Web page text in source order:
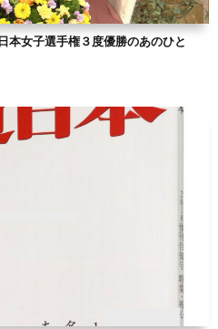
本女子選手権３度優勝のあのひと